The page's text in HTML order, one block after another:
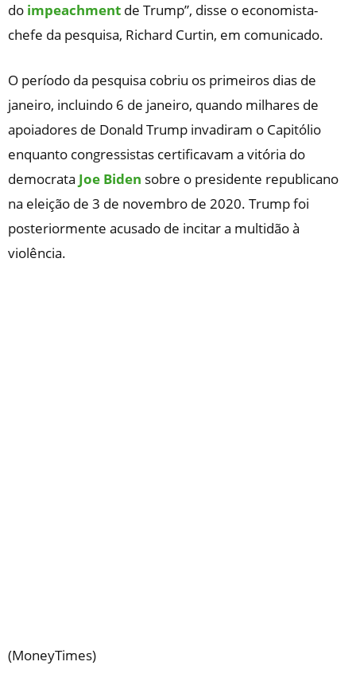
do impeachment de Trump”, disse o economista-
chefe da pesquisa, Richard Curtin, em comunicado.
O período da pesquisa cobriu os primeiros dias de
janeiro, incluindo 6 de janeiro, quando milhares de
apoiadores de Donald Trump invadiram o Capitólio
enquanto congressistas certificavam a vitória do
democrata Joe Biden sobre o presidente republicano
na eleição de 3 de novembro de 2020. Trump foi
posteriormente acusado de incitar a multidão à
violência.
(MoneyTimes)